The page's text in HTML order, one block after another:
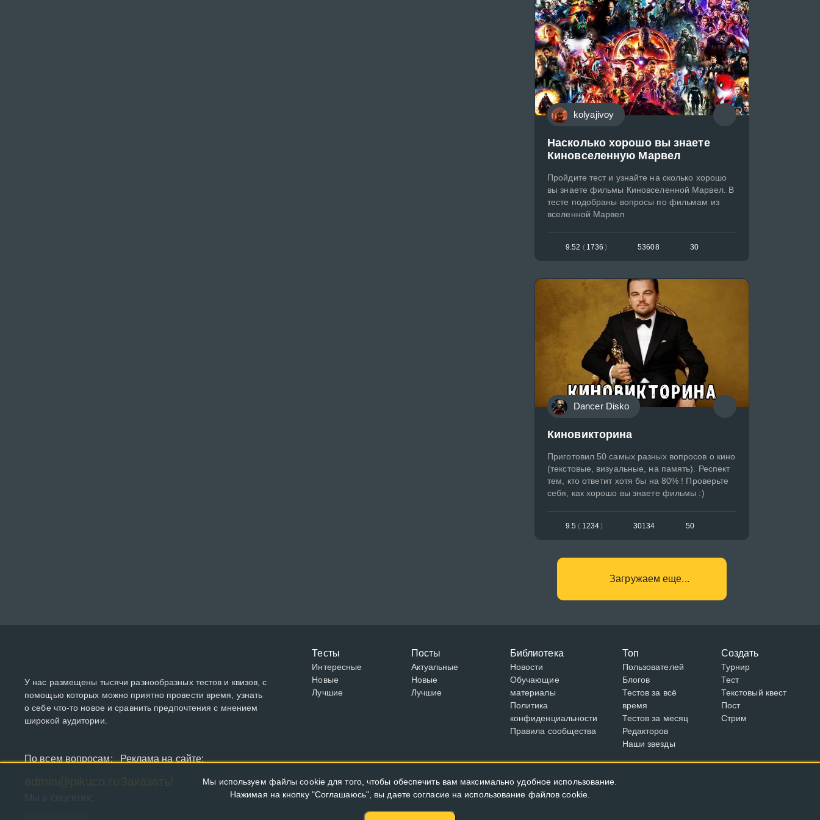
kolyajivoy
Насколько хорошо вы знаете
Киновселенную Марвел
Пройдите тест и узнайте на сколько хорошо
вы знаете фильмы Киновселенной Марвел. В
тесте подобраны вопросы по фильмам из
вселенной Марвел
9.52 ( 1736 ) 53608 30
Dancer Disko
Киновикторина
Приготовил 50 самых разных вопросов о кино
(текстовые, визуальные, на память). Респект
тем, кто ответит хотя бы на 80% ! Проверьте
себя, как хорошо вы знаете фильмы :)
9.5 ( 1234) 30134 50
Загружаем еще...
У нас размещены тысячи разнообразных тестов и квизов, с
помощью которых можно приятно провести время, узнать
о себе что-то новое и сравнить предпочтения с мнением
широкой аудитории.
По всем вопросам: Реклама на сайте:
Тесты
Интересные
Новые
Лучшие
Посты
Актуальные
Новые
Лучшие
Библиотека
Новости
Обучающие
материалы
Политика
конфиденциальности
Правила сообщества
Топ
Пользователей
Блогов
Тестов за всё
время
Тестов за месяц
Редакторов
Наши звезды
Создать
Турнир
Тест
Текстовый квест
Пост
Стрим
Мы используем файлы cookie для того, чтобы обеспечить вам максимально удобное использование.
Нажимая на кнопку "Соглашаюсь", вы даете согласие на использование файлов cookie.